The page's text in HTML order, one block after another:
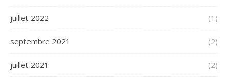
juillet 2022 (1)
septembre 2021 (2)
juillet 2021 (2)